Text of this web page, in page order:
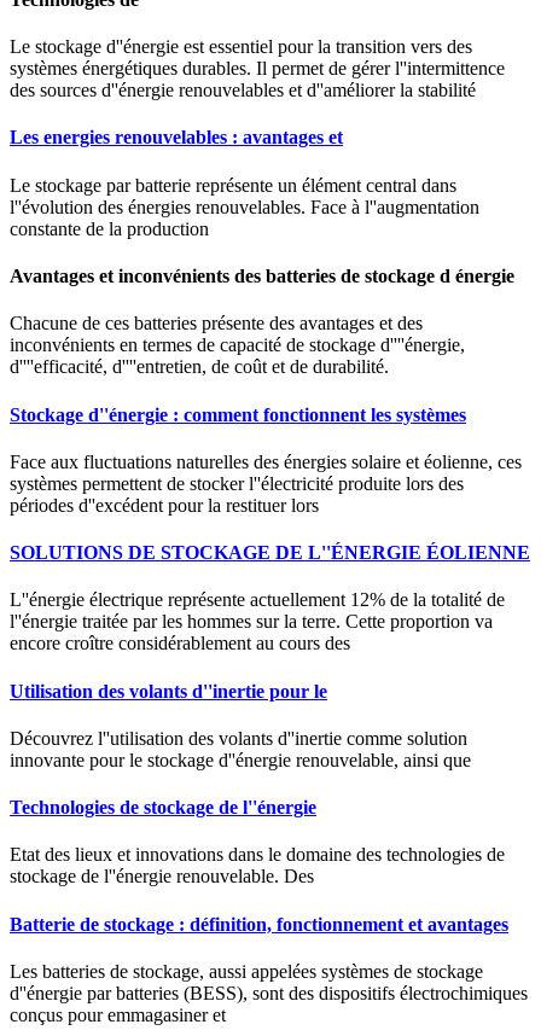
Le stockage d''énergie est essentiel pour la transition vers des
systèmes énergétiques durables. Il permet de gérer l''intermittence
des sources d''énergie renouvelables et d''améliorer la stabilité
Les energies renouvelables : avantages et
Le stockage par batterie représente un élément central dans
l''évolution des énergies renouvelables. Face à l''augmentation
constante de la production
Avantages et inconvénients des batteries de stockage d énergie
Chacune de ces batteries présente des avantages et des
inconvénients en termes de capacité de stockage d''''énergie,
d''''efficacité, d''''entretien, de coût et de durabilité.
Stockage d''énergie : comment fonctionnent les systèmes
Face aux fluctuations naturelles des énergies solaire et éolienne, ces
systèmes permettent de stocker l''électricité produite lors des
périodes d''excédent pour la restituer lors
SOLUTIONS DE STOCKAGE DE L''ÉNERGIE ÉOLIENNE
L''énergie électrique représente actuellement 12% de la totalité de
l''énergie traitée par les hommes sur la terre. Cette proportion va
encore croître considérablement au cours des
Utilisation des volants d''inertie pour le
Découvrez l''utilisation des volants d''inertie comme solution
innovante pour le stockage d''énergie renouvelable, ainsi que
Technologies de stockage de l''énergie
Etat des lieux et innovations dans le domaine des technologies de
stockage de l''énergie renouvelable. Des
Batterie de stockage : définition, fonctionnement et avantages
Les batteries de stockage, aussi appelées systèmes de stockage
d''énergie par batteries (BESS), sont des dispositifs électrochimiques
conçus pour emmagasiner et